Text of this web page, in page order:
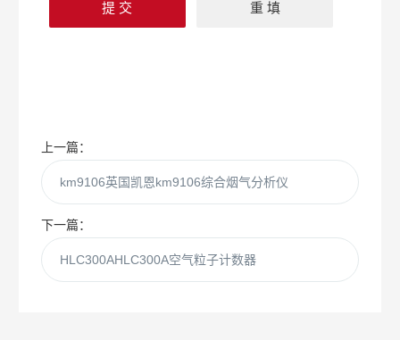
上一篇：
km9106英国凯恩km9106综合烟气分析仪
下一篇：
HLC300AHLC300A空气粒子计数器